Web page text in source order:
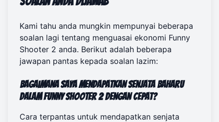
Kami tahu anda mungkin mempunyai beberapa
soalan lagi tentang menguasai ekonomi Funny
Shooter 2 anda. Berikut adalah beberapa
jawapan pantas kepada soalan lazim:
Bagaimana saya mendapatkan senjata baharu
dalam Funny Shooter 2 dengan cepat?
Cara terpantas untuk mendapatkan senjata